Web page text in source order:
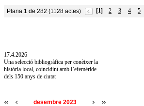
Plana 1 de 282 (1128 actes) [1] 2 3 4 5
17.4.2026
Una selecció bibliogràfica per conèixer la
història local, coincidint amb l’efemèride
dels 150 anys de ciutat
desembre 2023